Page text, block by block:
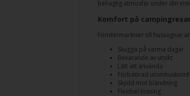
behaglig atmosfär under din
Komfort på
Fönstermarkiser till husvagnar
Skugga på varma dagar
Bevarande av utsikt
Lätt att använda
Förbättrad
Skydd mot bländning
Flexibel lösning